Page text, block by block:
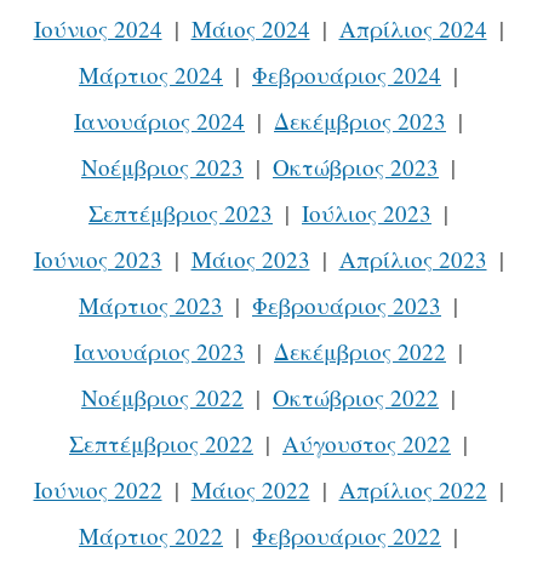
Ιούνιος 2024
Μάιος 2024
Απρίλιος 2024
Μάρτιος 2024
Φεβρουάριος 2024
Ιανουάριος 2024
Δεκέμβριος 2023
Νοέμβριος 2023
Οκτώβριος 2023
Σεπτέμβριος 2023
Ιούλιος 2023
Ιούνιος 2023
Μάιος 2023
Απρίλιος 2023
Μάρτιος 2023
Φεβρουάριος 2023
Ιανουάριος 2023
Δεκέμβριος 2022
Νοέμβριος 2022
Οκτώβριος 2022
Σεπτέμβριος 2022
Αύγουστος 2022
Ιούνιος 2022
Μάιος 2022
Απρίλιος 2022
Μάρτιος 2022
Φεβρουάριος 2022